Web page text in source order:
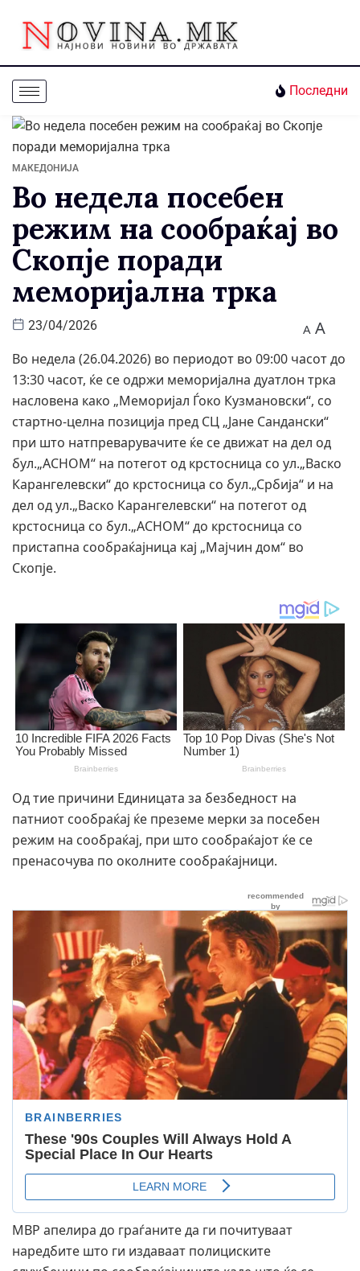
Последни
МАКЕДОНИЈА
Во недела посебен
режим на сообраќај во
Скопје поради
меморијална трка
23/04/2026 A A
Во недела (26.04.2026) во периодот во 09:00 часот до
13:30 часот, ќе се одржи меморијална дуатлон трка
насловена како „Меморијал Ѓоко Кузмановски“, со
стартно-целна позиција пред СЦ „Јане Сандански“
при што натпреварувачите ќе се движат на дел од
бул.„АСНОМ“ на потегот од крстосница со ул.„Васко
Карангелевски“ до крстосница со бул.„Србија“ и на
дел од ул.„Васко Карангелевски“ на потегот од
крстосница со бул.„АСНОМ“ до крстосница со
пристапна сообраќајница кај „Мајчин дом“ во
Скопје.
Од тие причини Единицата за безбедност на
патниот сообраќај ќе преземе мерки за посебен
режим на сообраќај, при што сообраќајот ќе се
пренасочува по околните сообраќајници.
МВР апелира до граѓаните да ги почитуваат
наредбите што ги издаваат полициските